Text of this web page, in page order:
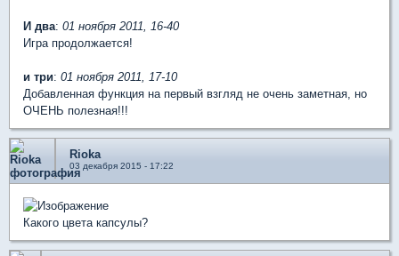
И два: 01 ноября 2011, 16-40
Игра продолжается!
и три: 01 ноября 2011, 17-10
Добавленная функция на первый взгляд не очень заметная, но
ОЧЕНЬ полезная!!!
Rioka
03 декабря 2015 - 17:22
Какого цвета капсулы?